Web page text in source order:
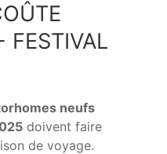
FESTIVAL
neufs
doivent faire
de voyage.